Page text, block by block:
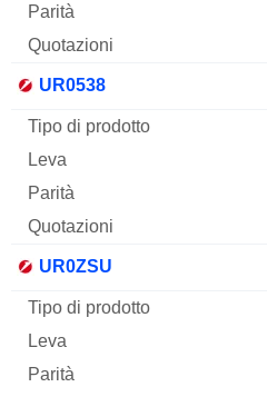
UR0538
UR0ZSU